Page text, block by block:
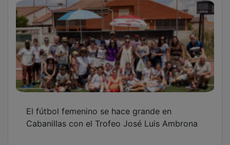
El fútbol femenino se hace grande en
Cabanillas con el Trofeo José Luis Ambrona